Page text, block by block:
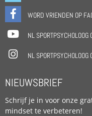
WORD VRIENDEN OP
NL SPORTPSYCHOLOOG
NL SPORTPSYCHOLOOG
NIEUWSBRIEF
Schrijf je in voor onze
mindset te verbeteren!